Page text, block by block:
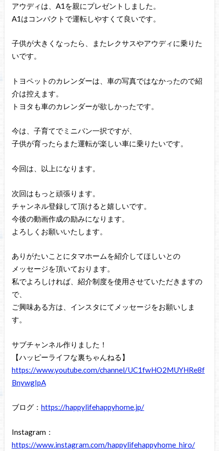
アウディは、A1を親にプレゼントしました。
A1はコンパクトで運転しやすくて良いです。
子供が大きくなったら、またレクサスやアウディに乗りた
いです。
トヨペットのカレンダーは、車の写真ではなかったので紹
介は控えます。
トヨタも車のカレンダーが欲しかったです。
今は、子育てでミニバン一択ですが、
子供が育ったらまた運転が楽しい車に乗りたいです。
今回は、以上になります。
次回はもっと頑張ります。
チャンネル登録して頂けると嬉しいです。
今後の動画作成の励みになります。
よろしくお願いいたします。
ありがたいことにタマホームを紹介してほしいとの
メッセージを頂いております。
私でよろしければ、紹介制度を使用させていただきますの
で、
ご興味ある方は、インスタにてメッセージをお願いしま
す。
サブチャンネル作りました！
【ハッピーライフな裏ちゃんねる】
https://www.youtube.com/channel/UC1fwHO2MUYHRe8f
BnywgIpA
ブログ： https://happylifehappyhome.jp/
Instagram：
https://www.instagram.com/happylifehappyhome_hiro/